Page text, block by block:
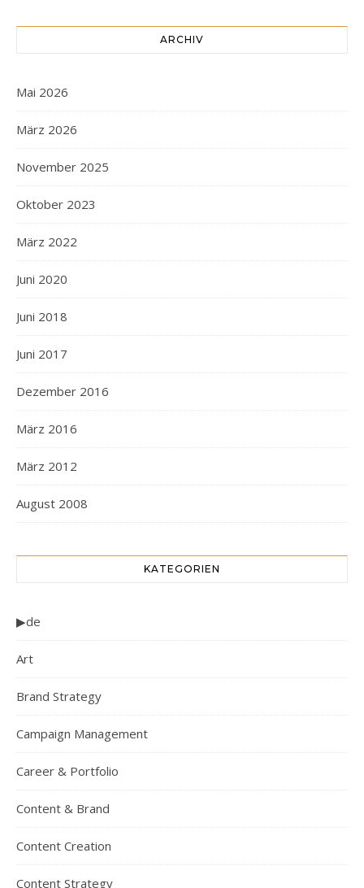
ARCHIV
Mai 2026
März 2026
November 2025
Oktober 2023
März 2022
Juni 2020
Juni 2018
Juni 2017
Dezember 2016
März 2016
März 2012
August 2008
KATEGORIEN
▶de
Art
Brand Strategy
Campaign Management
Career & Portfolio
Content & Brand
Content Creation
Content Strategy